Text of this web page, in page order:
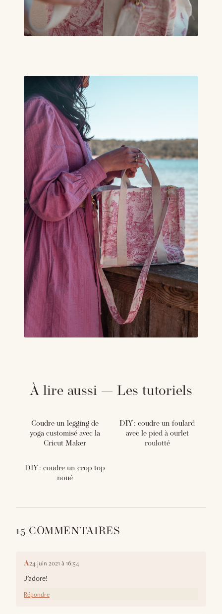
À lire aussi — Les tutoriels
Coudre un legging de
yoga customisé avec la
Cricut Maker
DIY : coudre un foulard
avec le pied à ourlet
roulotté
DIY : coudre un crop top
noué
15 COMMENTAIRES
A24 juin 2021 à 16:54
J'adore!
Répondre